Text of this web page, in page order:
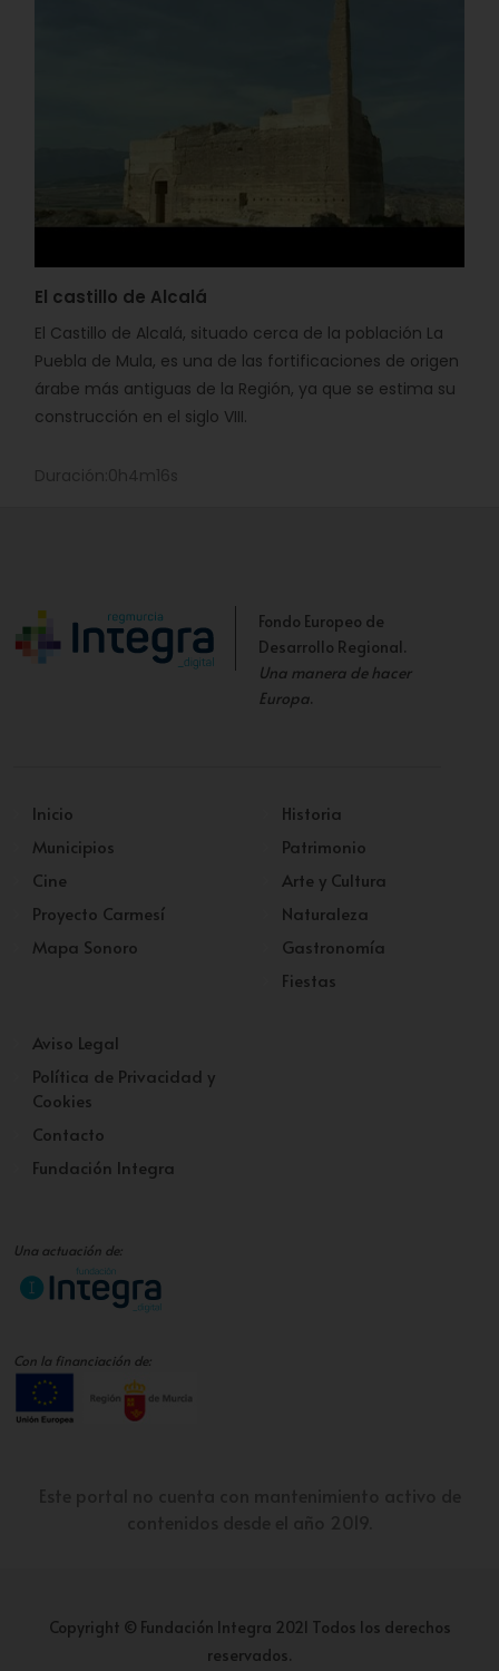
El castillo de Alcalá
El Castillo de Alcalá, situado cerca de la población La
Puebla de Mula, es una de las fortificaciones de origen
árabe más antiguas de la Región, ya que se estima su
construcción en el siglo VIII.
Duración:0h4m16s
Fondo Europeo de
Desarrollo Regional.
Una manera de hacer
Europa.
Inicio
Municipios
Cine
Proyecto Carmesí
Mapa Sonoro
Historia
Patrimonio
Arte y Cultura
Naturaleza
Gastronomía
Fiestas
Aviso Legal
Política de Privacidad y
Cookies
Contacto
Fundación Integra
Una actuación de:
Con la financiación de:
Copyright © Fundación Integra 2021 Todos los derechos
reservados.